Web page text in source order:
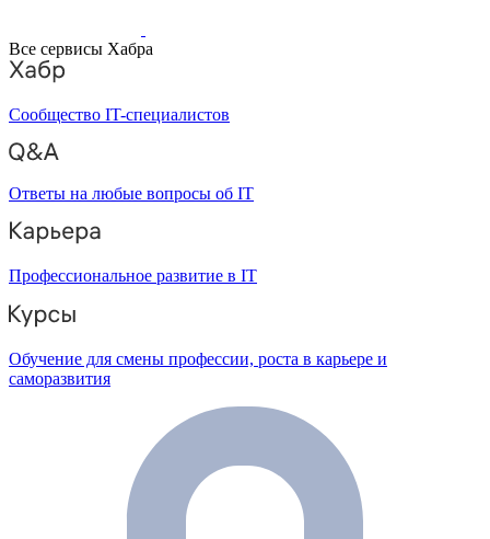
Все сервисы Хабра
Сообщество IT-специалистов
Ответы на любые вопросы об IT
Профессиональное развитие в IT
Обучение для смены профессии, роста в карьере и
саморазвития